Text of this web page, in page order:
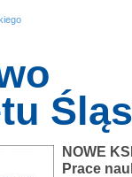
NOWE
Prace